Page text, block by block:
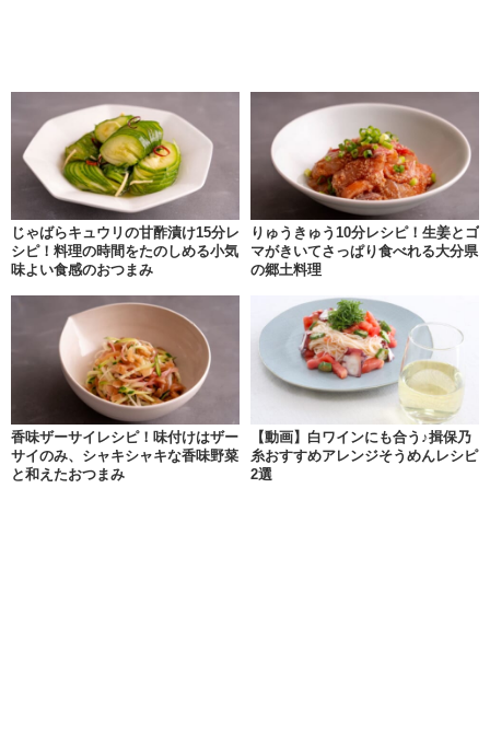
じゃばらキュウリの甘酢漬け15分レ
シピ！料理の時間をたのしめる小気
味よい食感のおつまみ
りゅうきゅう10分レシピ！生姜とゴ
マがきいてさっぱり食べれる大分県
の郷土料理
香味ザーサイレシピ！味付けはザー
サイのみ、シャキシャキな香味野菜
と和えたおつまみ
【動画】白ワインにも合う♪揖保乃
糸おすすめアレンジそうめんレシピ
2選